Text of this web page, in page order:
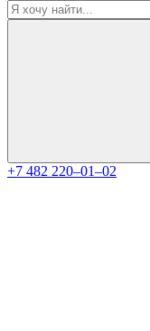
+7 482 220‒01‒02